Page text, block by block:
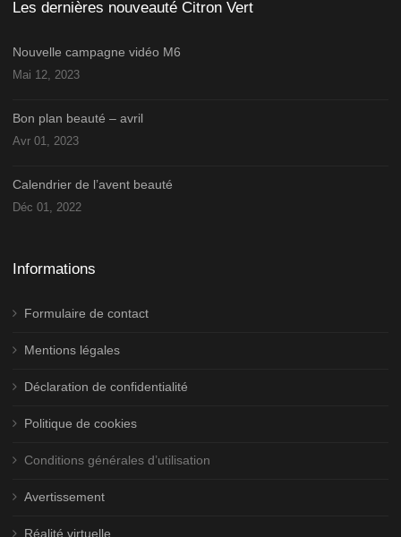
Les dernières nouveauté Citron Vert
Nouvelle campagne vidéo M6
Mai 12, 2023
Bon plan beauté – avril
Avr 01, 2023
Calendrier de l’avent beauté
Déc 01, 2022
Informations
Formulaire de contact
Mentions légales
Déclaration de confidentialité
Politique de cookies
Conditions générales d’utilisation
Avertissement
Réalité virtuelle